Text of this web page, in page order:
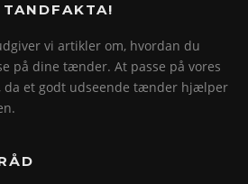
vi artikler om, hvordan du
på dine tænder. At passe på vores
et godt udseende tænder hjælper